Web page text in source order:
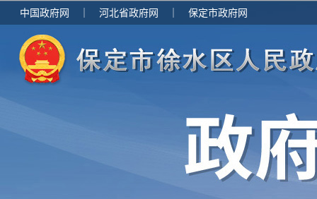
中国政府网 河北省政府网 保定市政府网